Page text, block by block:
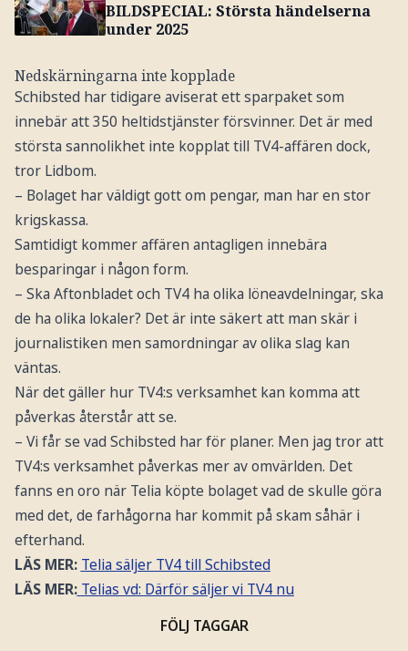
BILDSPECIAL: Största händelserna
under 2025
Nedskärningarna inte kopplade
Schibsted har tidigare aviserat ett sparpaket som
innebär att 350 heltidstjänster försvinner. Det är med
största sannolikhet inte kopplat till TV4-affären dock,
tror Lidbom.
– Bolaget har väldigt gott om pengar, man har en stor
krigskassa.
Samtidigt kommer affären antagligen innebära
besparingar i någon form.
– Ska Aftonbladet och TV4 ha olika löneavdelningar, ska
de ha olika lokaler? Det är inte säkert att man skär i
journalistiken men samordningar av olika slag kan
väntas.
När det gäller hur TV4:s verksamhet kan komma att
påverkas återstår att se.
– Vi får se vad Schibsted har för planer. Men jag tror att
TV4:s verksamhet påverkas mer av omvärlden. Det
fanns en oro när Telia köpte bolaget vad de skulle göra
med det, de farhågorna har kommit på skam såhär i
efterhand.
LÄS MER: Telia säljer TV4 till Schibsted
LÄS MER: Telias vd: Därför säljer vi TV4 nu
FÖLJ TAGGAR